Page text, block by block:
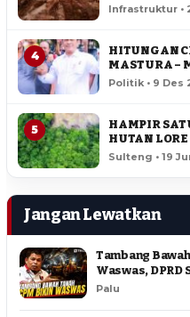
Infrastruktur •
4
HITUNGAN
MASTURA –
SULTENG
Politik • 9 Des
5
HAMPIR
HUTAN
HEKTAR
Sulteng • 19
Jangan Lewatkan
Tambang
Waswas, DPRD
Palu